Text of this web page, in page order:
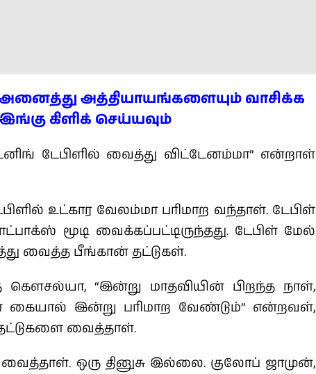
அத்தியாயங்களையும் வாசிக்க
இங்கு கிளிக் செய்யவும்
டேபிளில் வைத்து விட்டேனம்மா” என்றாள்
உட்கார வேலம்மா பரிமாற வந்தாள். டேபிள்
மூடி வைக்கப்பட்டிருந்தது. டேபிள் மேல்
வைத்த பீங்கான் தட்டுகள்.
கௌசல்யா, “இன்று மாதவியின் பிறந்த நாள்,
கையால் இன்று பரிமாற வேண்டும்” என்றவள்,
வைத்தாள்.
ஒரு தினுசு இல்லை. குலோப் ஜாமுன்,